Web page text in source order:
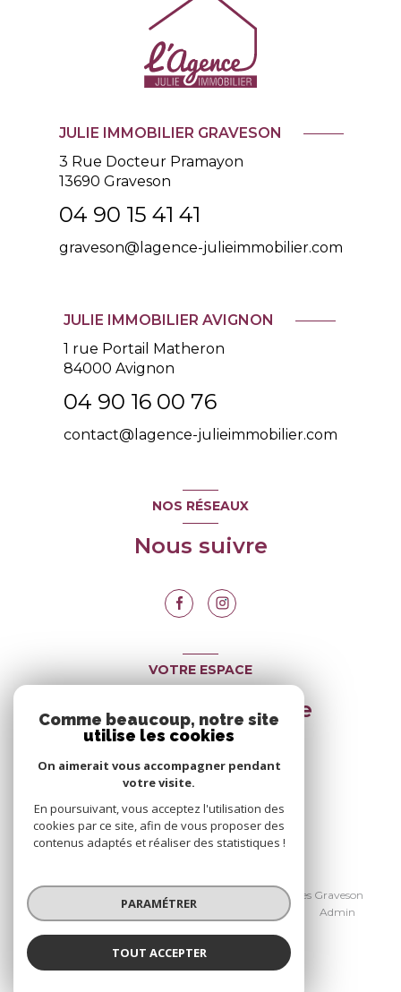
JULIE IMMOBILIER GRAVESON
3 Rue Docteur Pramayon
13690 Graveson
04 90 15 41 41
graveson@lagence-julieimmobilier.com
JULIE IMMOBILIER AVIGNON
1 rue Portail Matheron
84000 Avignon
04 90 16 00 76
contact@lagence-julieimmobilier.com
NOS RÉSEAUX
Nous suivre
VOTRE ESPACE
Espace propriétaire
SE CONNECTER
Nos honoraires Avignon
Nos honoraires Graveson
Nos partenaires
Admin
Comme beaucoup, notre site
utilise les cookies
On aimerait vous accompagner pendant
votre visite.
En poursuivant, vous acceptez l'utilisation des
cookies par ce site, afin de vous proposer des
contenus adaptés et réaliser des statistiques !
PARAMÉTRER
TOUT ACCEPTER